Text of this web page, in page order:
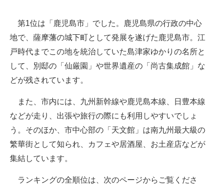
第1位は「鹿児島市」でした。鹿児島県の行政の中心
地で、薩摩藩の城下町として発展を遂げた鹿児島市。江
戸時代までこの地を統治していた島津家ゆかりの名所と
して、別邸の「仙厳園」や世界遺産の「尚古集成館」な
どが残されています。
また、市内には、九州新幹線や鹿児島本線、日豊本線
などが走り、出張や旅行の際にも利用しやすいでしょ
う。そのほか、市中心部の「天文館」は南九州最大級の
繁華街として知られ、カフェや居酒屋、お土産店などが
集結しています。
ランキングの全順位は、次のページからご覧くださ